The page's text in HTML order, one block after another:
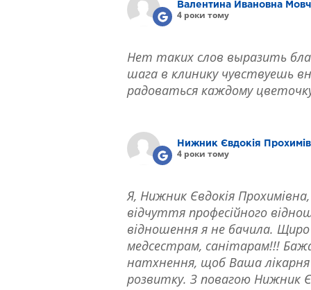
Валентина Ивановна
4 роки тому
Нет таких слов выразить
шага в клинику чувствуешь
радоваться каждому
Нижник Євдокія
4 роки тому
Я, Нижник Євдокія
відчуття професійного
відношення я не бачила.
медсестрам, санітарам!!!
натхнення, щоб Ваша лікарня
розвитку. З повагою Нижник